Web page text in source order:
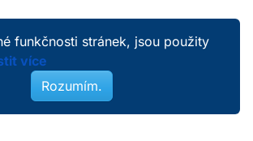
funkčnosti stránek, jsou použity
více
Rozumím.